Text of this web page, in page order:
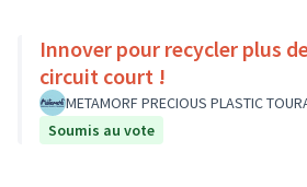
Innover pour recycler plus
circuit court !
METAMORF PRECIOUS PLASTIC
Soumis au vote